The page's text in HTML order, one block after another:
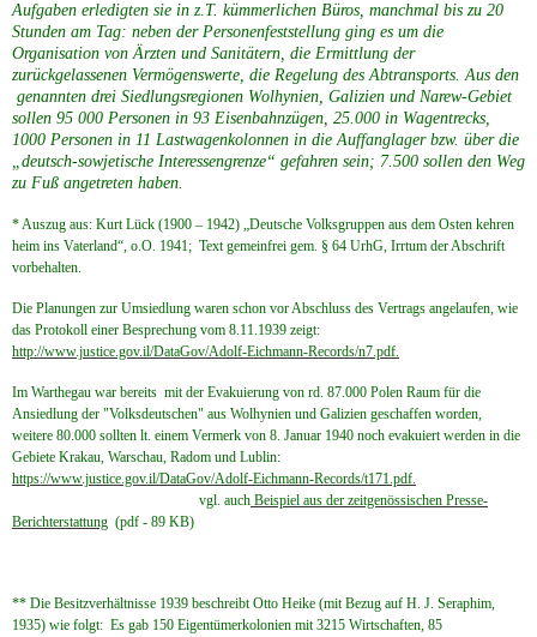
Aufgaben erledigten sie in z.T. kümmerlichen Büros, manchmal bis zu 20
Stunden am Tag: neben der Personenfeststellung ging es um die
Organisation von Ärzten und Sanitätern, die Ermittlung der
zurückgelassenen Vermögenswerte, die Regelung des Abtransports. Aus den
genannten drei Siedlungsregionen Wolhynien, Galizien und Narew-Gebiet
sollen 95 000 Personen in 93 Eisenbahnzügen, 25.000 in Wagentrecks,
1000 Personen in 11 Lastwagenkolonnen in die Auffanglager bzw. über die
„deutsch-sowjetische Interessengrenze“ gefahren sein; 7.500 sollen den Weg
zu Fuß angetreten haben.
* Auszug aus: Kurt Lück (1900 – 1942) „Deutsche Volksgruppen aus dem Osten kehren
heim ins Vaterland“, o.O. 1941; Text gemeinfrei gem. § 64 UrhG, Irrtum der Abschrift
vorbehalten.
Die Planungen zur Umsiedlung waren schon vor Abschluss des Vertrags angelaufen, wie
das Protokoll einer Besprechung vom 8.11.1939 zeigt:
http://www.justice.gov.il/DataGov/Adolf-Eichmann-Records/n7.pdf.
Im Warthegau war bereits mit der Evakuierung von rd. 87.000 Polen Raum für die
Ansiedlung der "Volksdeutschen" aus Wolhynien und Galizien geschaffen worden,
weitere 80.000 sollten lt. einem Vermerk von 8. Januar 1940 noch evakuiert werden in die
Gebiete Krakau, Warschau, Radom und Lublin:
https://www.justice.gov.il/DataGov/Adolf-Eichmann-Records/t171.pdf.
vgl. auch Beispiel aus der zeitgenössischen Presse-
Berichterstattung (pdf - 89 KB)
** Die Besitzverhältnisse 1939 beschreibt Otto Heike (mit Bezug auf H. J. Seraphim,
1935) wie folgt: Es gab 150 Eigentümerkolonien mit 3215 Wirtschaften, 85